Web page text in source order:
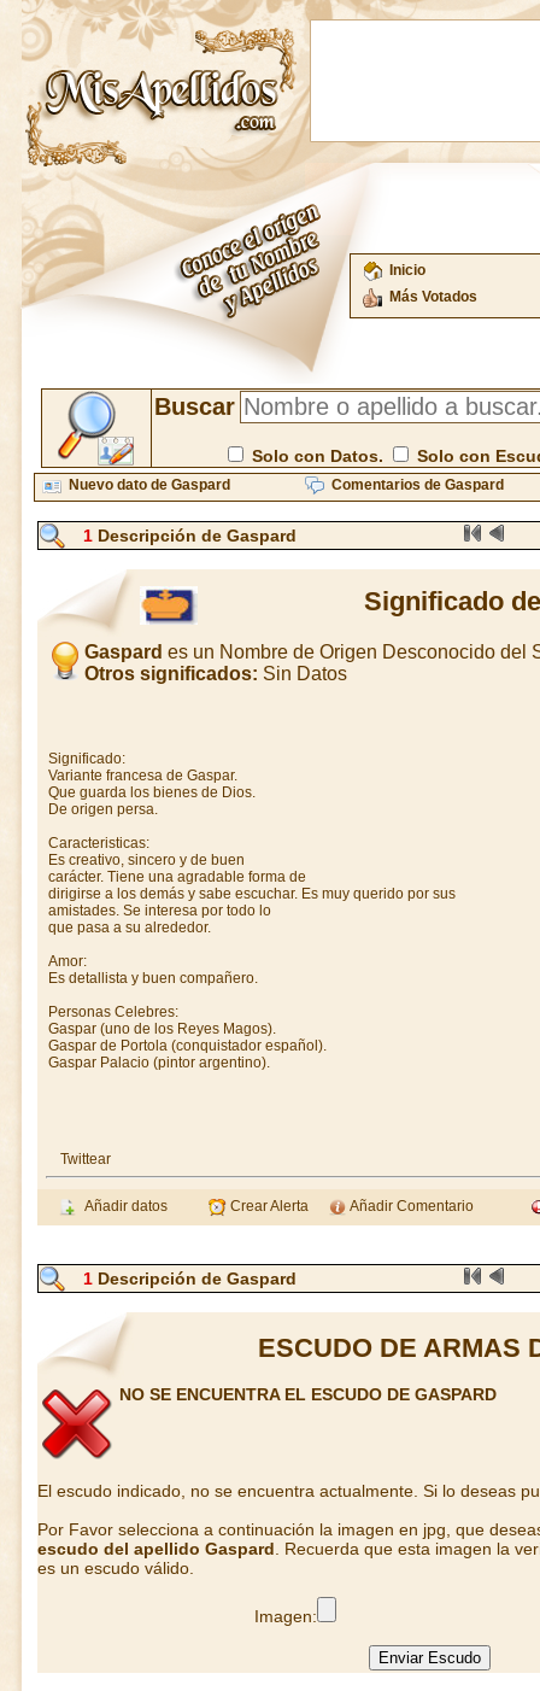
Inicio
Más Votados
Buscar
Solo con Datos. Solo con
Nuevo dato de Gaspard Comentarios de Gaspard
1 Descripción de Gaspard
Significado
Gaspard es un Nombre de Origen Desconocido del
Otros significados: Sin Datos
Significado:
Variante francesa de Gaspar.
Que guarda los bienes de Dios.
De origen persa.
Caracteristicas:
Es creativo, sincero y de buen
carácter. Tiene una agradable forma de
dirigirse a los demás y sabe escuchar. Es muy querido por sus
amistades. Se interesa por todo lo
que pasa a su alrededor.
Amor:
Es detallista y buen compañero.
Personas Celebres:
Gaspar (uno de los Reyes Magos).
Gaspar de Portola (conquistador español).
Gaspar Palacio (pintor argentino).
Twittear
Añadir datos Crear Alerta Añadir Comentario
1 Descripción de Gaspard
ESCUDO DE ARMAS
NO SE ENCUENTRA EL ESCUDO DE GASPARD
El escudo indicado, no se encuentra actualmente. Si lo deseas
Por Favor selecciona a continuación la imagen en jpg, que
escudo del apellido Gaspard . Recuerda que esta imagen la
es un escudo válido.
Imagen: